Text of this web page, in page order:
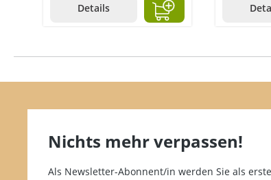
Details
Nichts mehr verpassen!
Als Newsletter-Abonnent/in werden Sie als